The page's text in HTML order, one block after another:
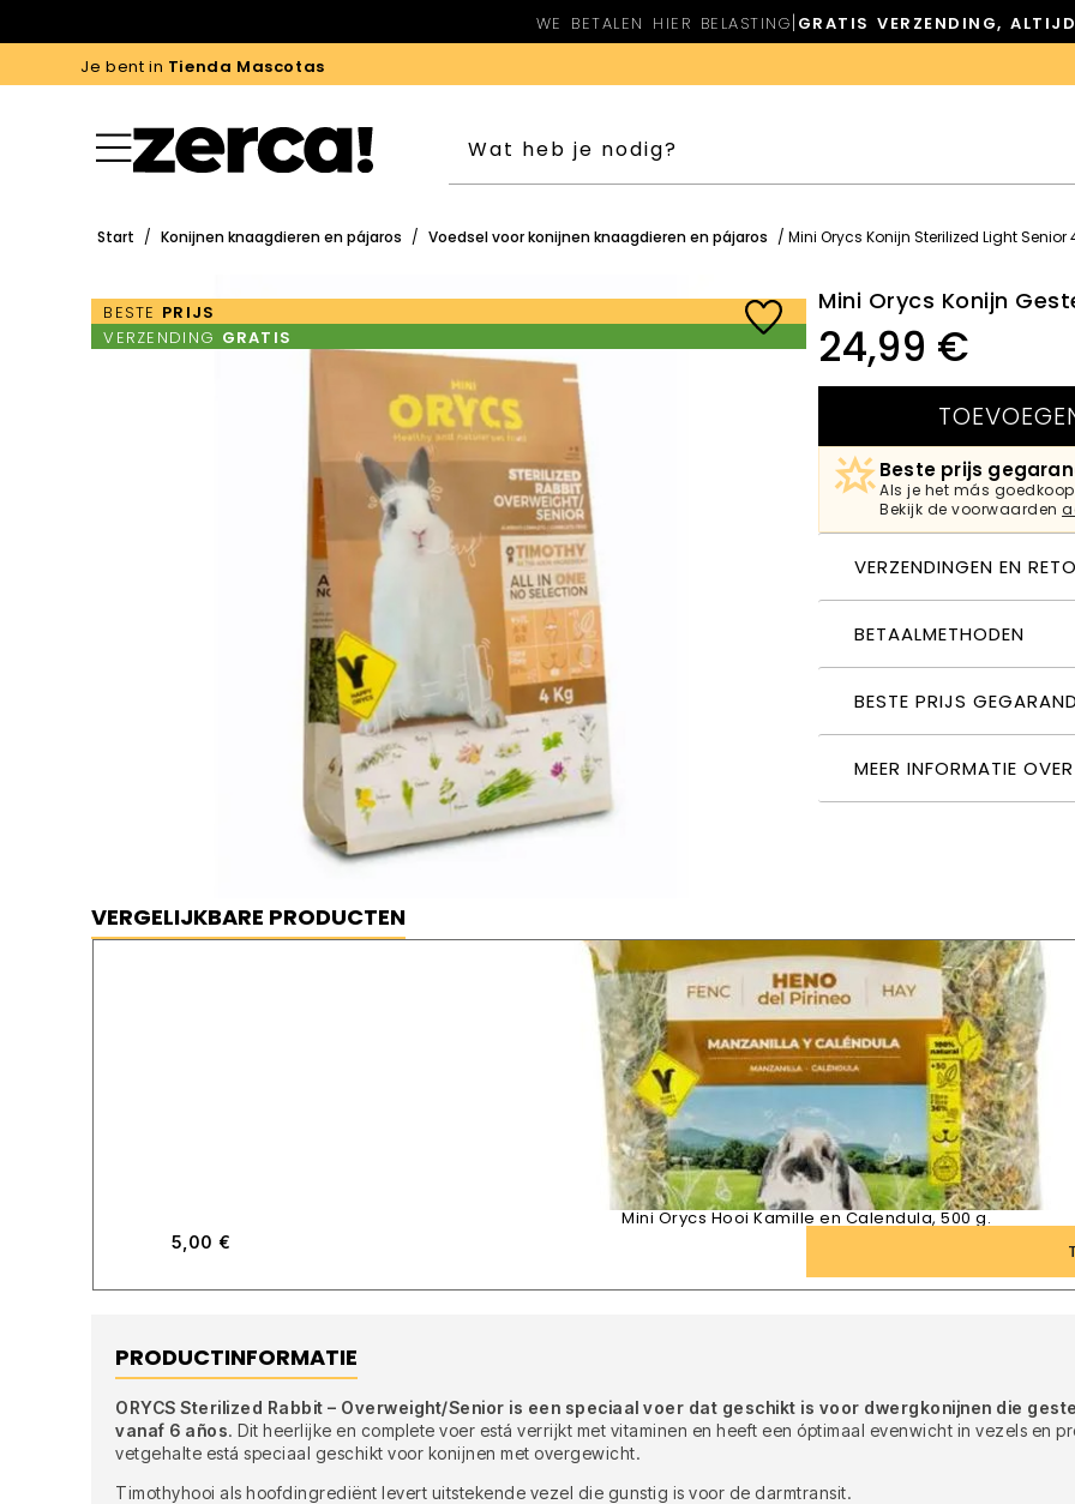
WE BETALEN HIER BELASTING| GRATIS VERZENDING, ALTIJD
Je bent in Tienda Mascotas
Start / Konijnen knaagdieren en pájaros / Voedsel voor konijnen knaagdieren en pájaros / Mini Orycs Konijn Sterilized Light Senior
BESTE PRIJS
VERZENDING GRATIS
Mini Orycs Konijn
24,99 €
Beste prijs
Als je het más
Bekijk de voorwaarden
VERZENDINGEN EN
BETAALMETHODEN
BESTE PRIJS
MEER INFORMATIE
Mini Orycs Konijn Gesteriliseerd Licht Senior 4 kg
⦿ BESTE PRIJS GARANDERD ⦿ GRATIS VERZENDING
VERGELIJKBARE PRODUCTEN
Mini Orycs Hooi Kamille en Calendula, 500 g.
5,00 €
PRODUCTINFORMATIE
ORYCS Sterilized Rabbit – Overweight/Senior is een speciaal voer dat geschikt is voor dwergkonijnen die
vanaf 6 años. Dit heerlijke en complete voer está verrijkt met vitaminen en heeft een óptimaal evenwicht in vezels en
vetgehalte está speciaal geschikt voor konijnen met overgewicht.
Timothyhooi als hoofdingrediënt levert uitstekende vezel die gunstig is voor de darmtransit.